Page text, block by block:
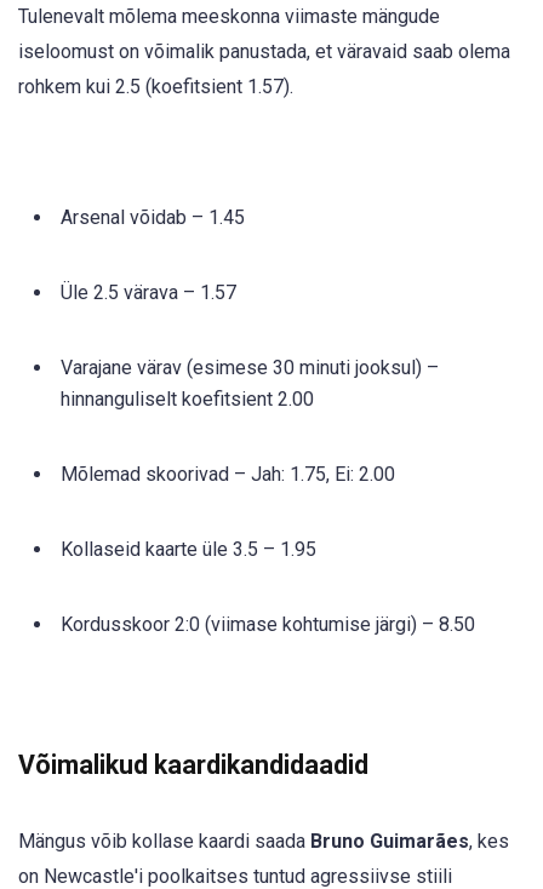
Tulenevalt mõlema meeskonna viimaste mängude
iseloomust on võimalik panustada, et väravaid saab olema
rohkem kui 2.5 (koefitsient 1.57).
Arsenal võidab – 1.45
Üle 2.5 värava – 1.57
Varajane värav (esimese 30 minuti jooksul) –
hinnanguliselt koefitsient 2.00
Mõlemad skoorivad – Jah: 1.75, Ei: 2.00
Kollaseid kaarte üle 3.5 – 1.95
Kordusskoor 2:0 (viimase kohtumise järgi) – 8.50
Võimalikud kaardikandidaadid
Mängus võib kollase kaardi saada Bruno Guimarães, kes
on Newcastle'i poolkaitses tuntud agressiivse stiili